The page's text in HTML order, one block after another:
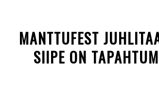
MANTTUFEST
SIIPE ON